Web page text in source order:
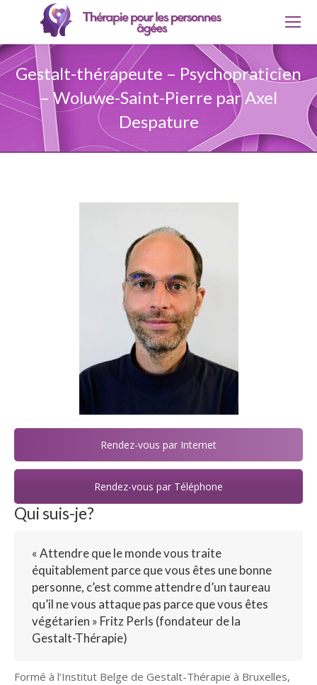
Gestalt-thérapeute – Psychopraticien
– Woluwe-Saint-Pierre par Axel
Despature
Qui suis-je?
« Attendre que le monde vous traite
équitablement parce que vous êtes une bonne
personne, c’est comme attendre d’un taureau
qu’il ne vous attaque pas parce que vous êtes
végétarien » Fritz Perls (fondateur de la
Gestalt-Thérapie)
Formé à l’Institut Belge de Gestalt-Thérapie à Bruxelles,
Rendez-vous par Internet
Rendez-vous par Téléphone